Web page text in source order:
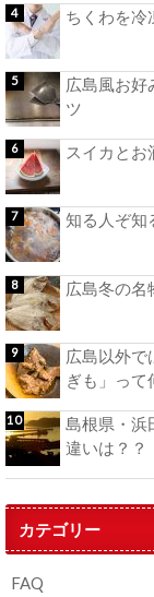
ちくわを冷
広島風お好
ツ
スイカとお
知る人ぞ知
広島冬の名
広島以外で
ぎも」って
島根県・浜
違いは？？
カテゴリー
FAQ